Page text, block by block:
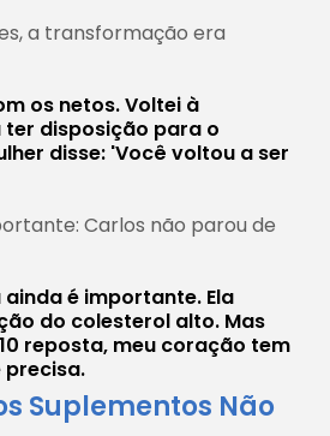
a transformação era
os netos. Voltei à
ter disposição para o
disse: 'Você voltou a ser
Carlos não parou de
é importante. Ela
do colesterol alto. Mas
reposta, meu coração tem
Suplementos Não